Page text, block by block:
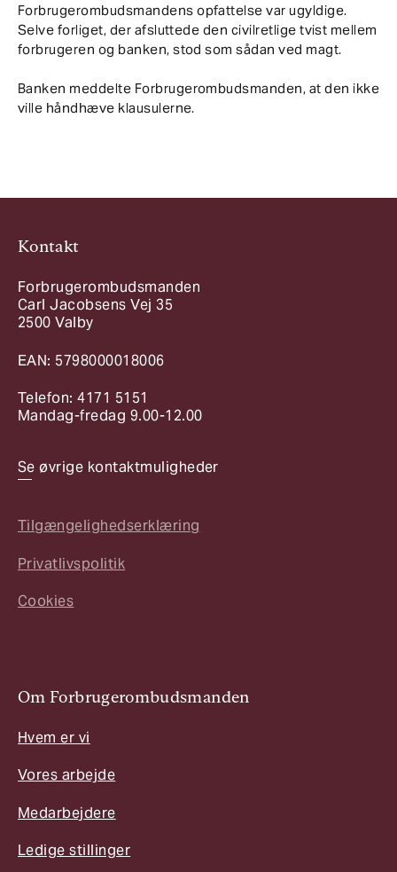
Forbrugerombudsmandens opfattelse var ugyldige.
Selve forliget, der afsluttede den civilretlige tvist mellem
forbrugeren og banken, stod som sådan ved magt.
Banken meddelte Forbrugerombudsmanden, at den ikke
ville håndhæve klausulerne.
Kontakt
Forbrugerombudsmanden
Carl Jacobsens Vej 35
2500 Valby
EAN: 5798000018006
Telefon: 4171 5151
Mandag-fredag 9.00-12.00
Se øvrige kontaktmuligheder
Tilgængelighedserklæring
Privatlivspolitik
Cookies
Om Forbrugerombudsmanden
Hvem er vi
Vores arbejde
Medarbejdere
Ledige stillinger